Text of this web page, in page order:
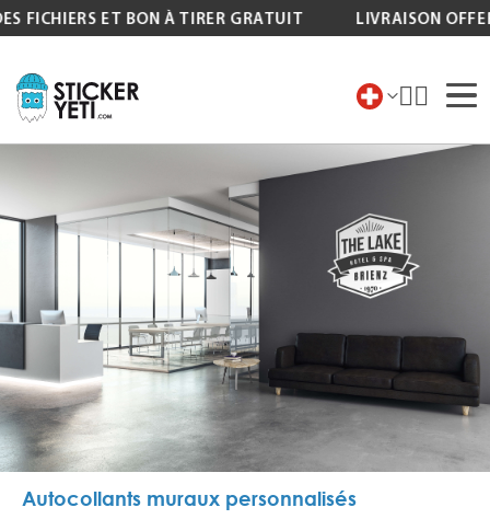
FICHIERS ET BON À TIRER GRATUIT LIVRAISON
Allez
au
contenu
Autocollants muraux personnalisés